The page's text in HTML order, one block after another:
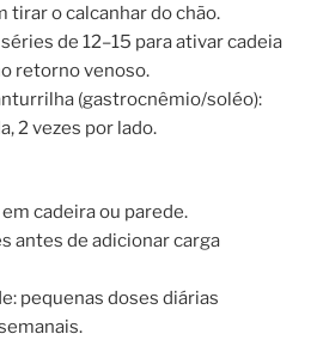
tirar o calcanhar do chão.
de 12–15 para ativar cadeia
retorno venoso.
(gastrocnêmio/soléo):
2 vezes por lado.
cadeira ou parede.
antes de adicionar carga
pequenas doses diárias